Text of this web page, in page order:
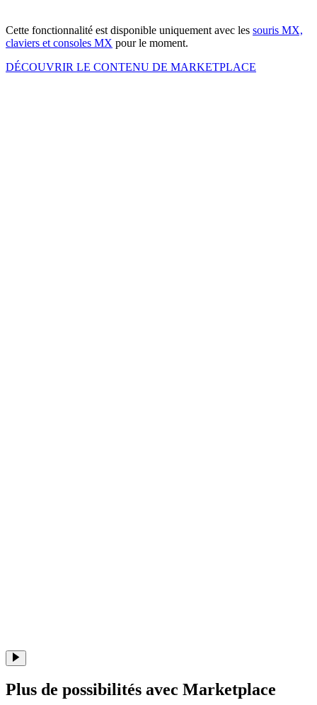
Cette fonctionnalité est disponible uniquement avec les souris MX,
claviers et consoles MX pour le moment.
DÉCOUVRIR LE CONTENU DE MARKETPLACE
Plus de possibilités avec Marketplace